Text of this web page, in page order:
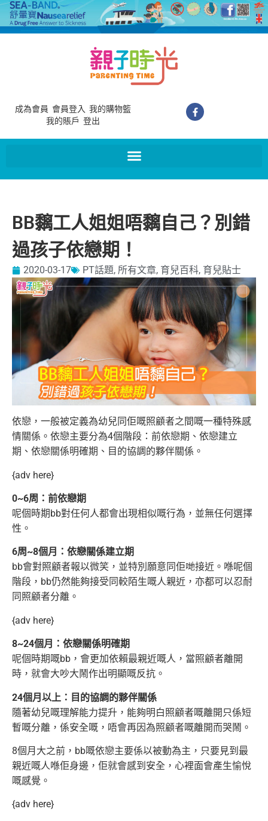
成為會員 會員登入 我的購物籃
我的賬戶 登出
BB黐工人姐姐唔黐自己？別錯
過孩子依戀期！
2020-03-17 PT話題, 所有文章, 育兒百科, 育兒貼士
依戀，一般被定義為幼兒同佢嘅照顧者之間嘅一種特殊感
情關係。依戀主要分為4個階段：前依戀期、依戀建立
期、依戀關係明確期、目的協調的夥伴關係。
{adv here}
0~6周：前依戀期
呢個時期bb對任何人都會出現相似嘅行為，並無任何選擇
性。
6周~8個月：依戀關係建立期
bb會對照顧者報以微笑，並特別願意同佢哋接近。喺呢個
階段，bb仍然能夠接受同較陌生嘅人親近，亦都可以忍耐
同照顧者分離。
{adv here}
8~24個月：依戀關係明確期
呢個時期嘅bb，會更加依賴最親近嘅人，當照顧者離開
時，就會大吵大鬧作出明顯嘅反抗。
24個月以上：目的協調的夥伴關係
隨著幼兒嘅理解能力提升，能夠明白照顧者嘅離開只係短
暫嘅分離，係安全嘅，唔會再因為照顧者嘅離開而哭鬧。
8個月大之前，bb嘅依戀主要係以被動為主，只要見到最
親近嘅人喺佢身邊，佢就會感到安全，心裡面會產生愉悅
嘅感覺。
{adv here}